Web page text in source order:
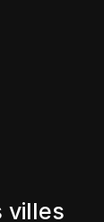
villes